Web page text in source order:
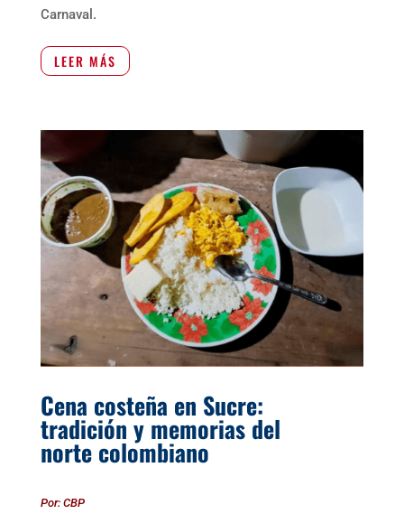
Carnaval.
LEER MÁS
Cena costeña en Sucre:
tradición y memorias del
norte colombiano
Por: CBP